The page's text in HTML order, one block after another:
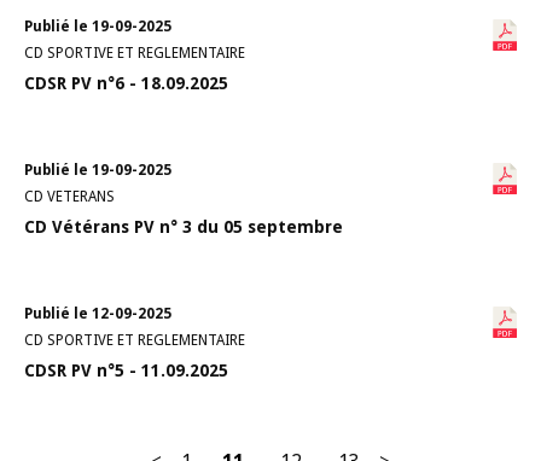
Publié le 19-09-2025
CD SPORTIVE ET REGLEMENTAIRE
CDSR PV n°6 - 18.09.2025
Publié le 19-09-2025
CD VETERANS
CD Vétérans PV n° 3 du 05 septembre
Publié le 12-09-2025
CD SPORTIVE ET REGLEMENTAIRE
CDSR PV n°5 - 11.09.2025